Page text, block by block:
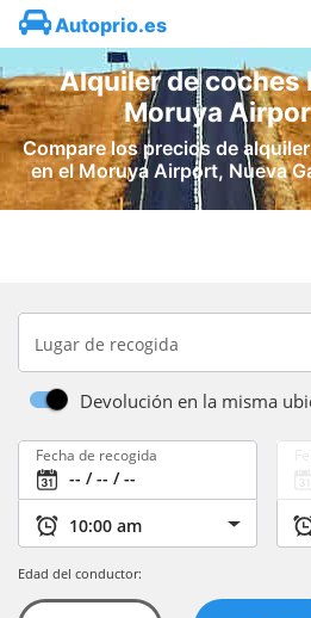
Autoprio.es
Alquiler de coches
Moruya
Compare los precios de
en el Moruya Airport, Nueva